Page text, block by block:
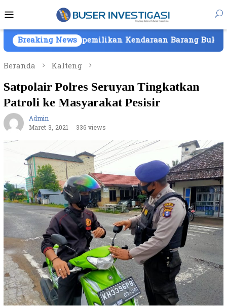
ke
kontenMobile
Breaking NewsKendaraan Barang Bukti Atas Nama PT
Beranda
Kalteng
Satpolair Polres Seruyan Tingkatkan
Patroli ke Masyarakat Pesisir
Admin
Maret 3, 2021
336 views